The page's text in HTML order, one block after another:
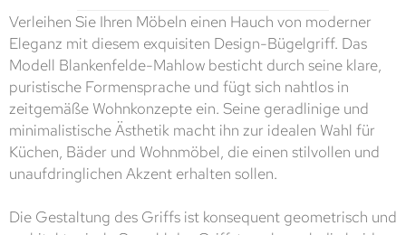
Verleihen Sie Ihren Möbeln einen Hauch von moderner
Eleganz mit diesem exquisiten Design-Bügelgriff. Das
Modell Blankenfelde-Mahlow besticht durch seine klare,
puristische Formensprache und fügt sich nahtlos in
zeitgemäße Wohnkonzepte ein. Seine geradlinige und
minimalistische Ästhetik macht ihn zur idealen Wahl für
Küchen, Bäder und Wohnmöbel, die einen stilvollen und
unaufdringlichen Akzent erhalten sollen.
Die Gestaltung des Griffs ist konsequent geometrisch und